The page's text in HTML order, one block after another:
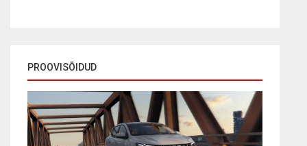
PROOVISÕIDUD